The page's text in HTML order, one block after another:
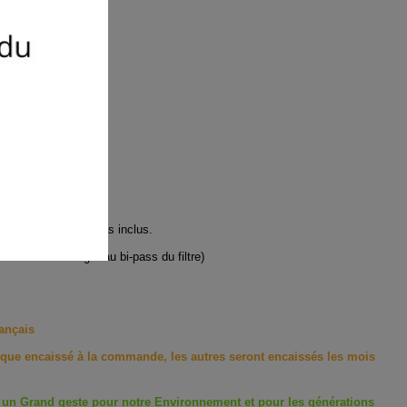
Le robinet n'est pas inclus.
intégré au bi-pass du filtre)
encaissé à la commande, les autres seront encaissés les mois
Grand geste pour notre Environnement et pour les générations